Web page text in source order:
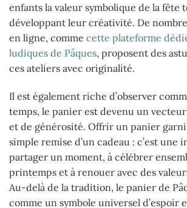
enfants la valeur symbolique de la fête
développant leur créativité. De
en ligne, comme cette plateforme
ludiques de Pâques, proposent des
ces ateliers avec originalité.
Il est également riche d’observer
temps, le panier est devenu un
et de générosité. Offrir un panier garni
simple remise d’un cadeau : c’est une
partager un moment, à célébrer
printemps et à renouer avec des
Au-delà de la tradition, le panier de
comme un symbole universel d’espoir